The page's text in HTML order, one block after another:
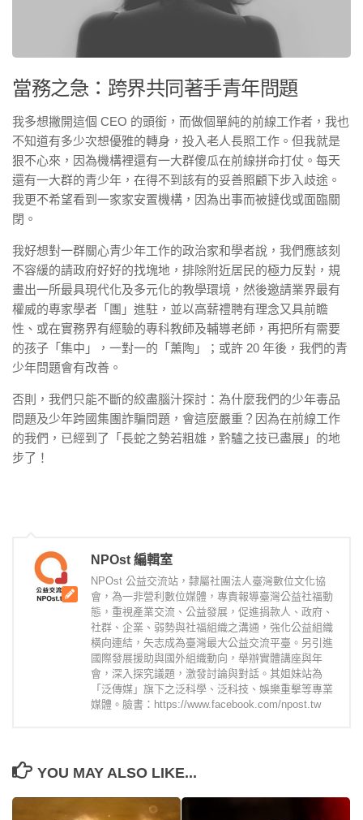
當務之急：跨界共同著手青年問題
我多想撇開這個 CEO 的頭銜，而做個單純的前線工作者，我也
不知道有多少次想優雅的轉身，投入老人長照工作。但我就是
狠不心來，因為機構裡還有一大群傻瓜在前線拼命打仗。每天
還有一大群的青少年，在得不到該有的妥善照顧下步入歧途。
我更不希望看到一家家安置機構，因為出事而被撻伐或面臨關
閉。
我好想對一群關心青少年工作的政治家和學者說，我們應該刻
不容緩的請政府好好的找塊地，排除附近居民的極力反對，規
畫出一所最具現代化及多元化的教學環境，然後邀請業界最有
權威的專家學者「團」進駐，並以高薪禮聘有理念又具前瞻
性、或在實務界有經驗的專科教師及輔導老師，再把所有需要
的孩子「集中」，一對一的「薰陶」；或許 20 年後，我們的青
少年問題會有改善。
否則，我們只能不斷的絞盡腦汁探討：為什麼我們的少年毒品
問題及少年跨國集團詐騙問題，會這麼嚴重？因為在前線工作
的我們，已經到了「長蛇之勢若粗雄，黔驢之技已盡展」的地
步了！
NPOst 編輯室
NPOst 公益交流站，隸屬社團法人臺灣數位文化協
會，為一非營利數位媒體，專責報導臺灣公益社福動
態，重視產業交流、公益發展，促進捐款人、政府、
社群、企業、弱勢與社福組織之溝通，強化公益組織
橫向連結，矢志成為臺灣最大公益交流平臺。另引進
國際發展援助與國外組織動向，舉辦實體講座與年
會，深入探究議題，激發討論與對話。其姐妹站為
「泛傳媒」旗下之泛科學、泛科技、娛樂重擊等專業
媒體。臉書：https://www.facebook.com/npost.tw
YOU MAY ALSO LIKE...